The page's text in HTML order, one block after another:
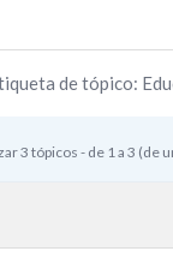
de tópico:
3 tópicos - de 1 a 3 (de